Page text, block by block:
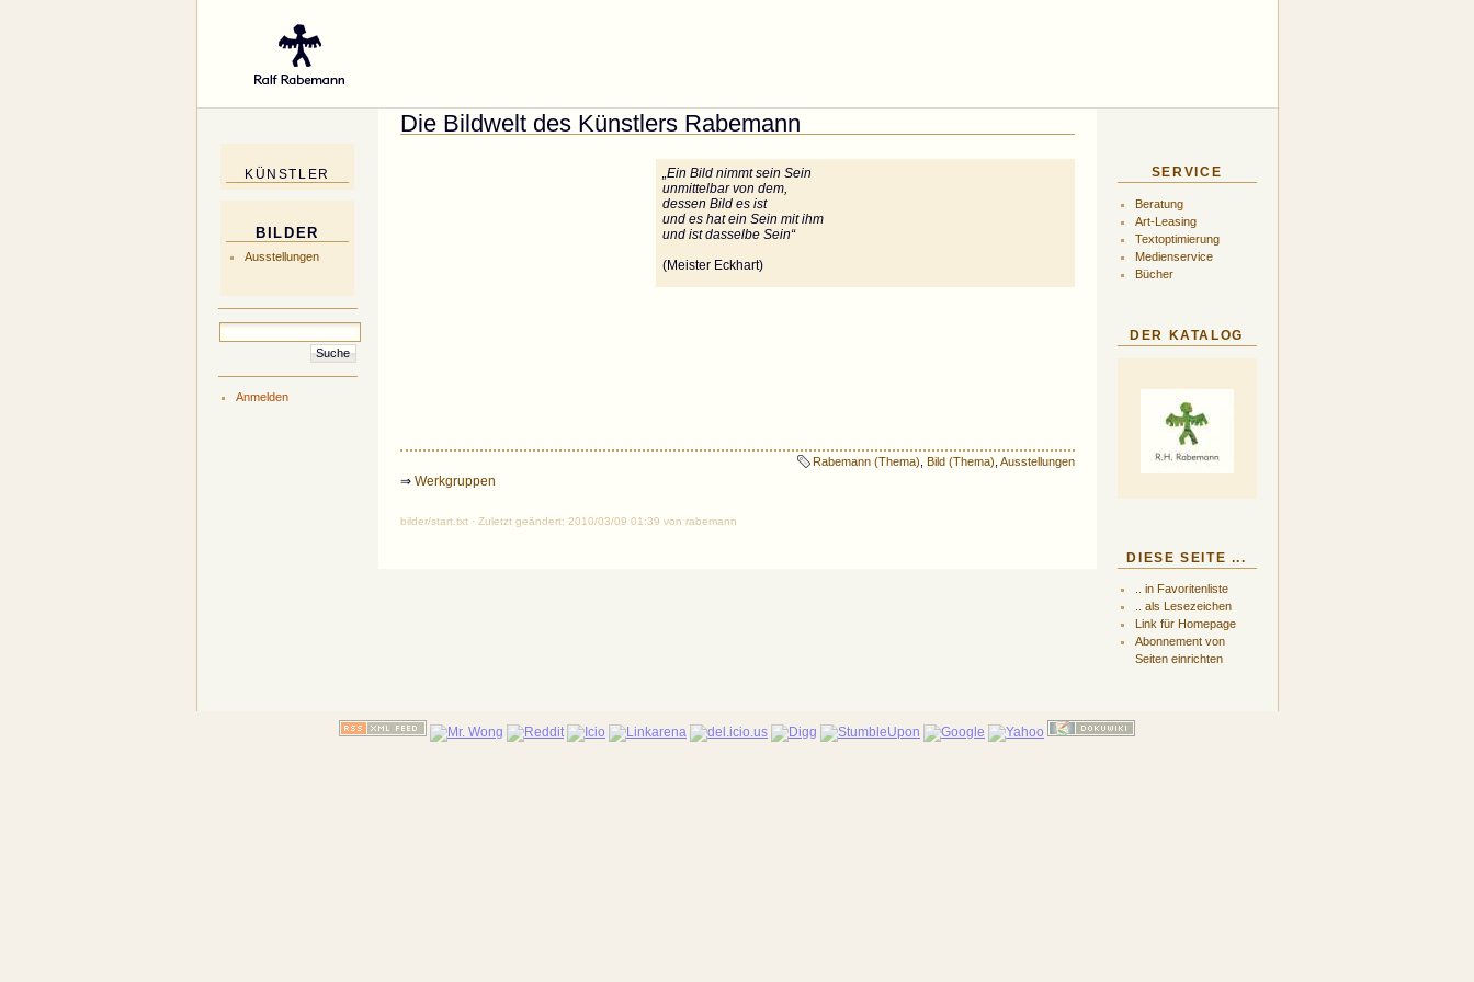
KÜNSTLER
BILDER
Ausstellungen
Anmelden
Die Bildwelt des Künstlers Rabemann
„Ein Bild nimmt sein Sein
unmittelbar von dem,
dessen Bild es ist
und es hat ein Sein mit ihm
und ist dasselbe Sein“
(Meister Eckhart)
Rabemann (Thema) Bild (Thema) Ausstellungen
⇒ Werkgruppen
bilder/start.txt · Zuletzt geändert: 2010/03/09 01:39 von rabemann
SERVICE
Beratung
Art-Leasing
Textoptimierung
Medienservice
Bücher
DER KATALOG
DIESE SEITE ...
.. in Favoritenliste
.. als Lesezeichen
Link für Homepage
Abonnement von
Seiten einrichten